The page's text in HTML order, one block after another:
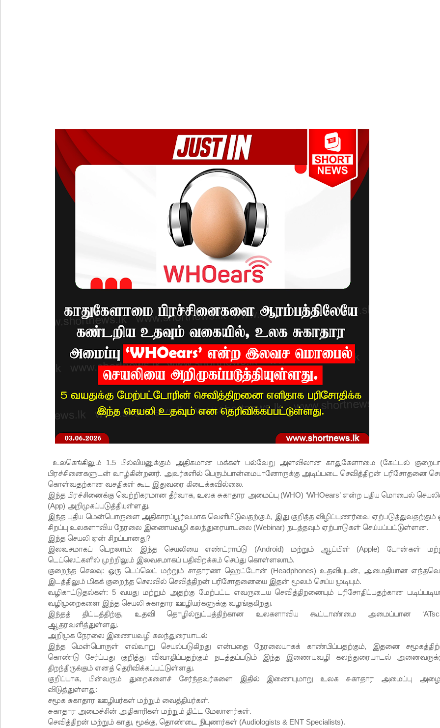
விலங்குகள், தேசிய நீர் வழங்கல் வடிகால் சபை சட்டமூலங்கள் நிறைவேற்றம்!
உலகெங்கிலும் 1.5 பில்லியனுக்கும் அதிகமான மக்கள் பல்வேறு அளவிலான காதுகேளாமை (கேட்டல்
பிரச்சினைகளுடன் வாழ்கின்றனர். அவர்களில் பெரும்பான்மையானோருக்கு அடிப்படை செவித்திறன் பரிசோதனை
கொள்வதற்கான வசதிகள் கூட இதுவரை கிடைக்கவில்லை.
இந்த பிரச்சினைக்கு வெற்றிகரமான தீர்வாக, உலக சுகாதார அமைப்பு (WHO) ‘WHOears’ என்ற புதிய மொபைல்
(App) அறிமுகப்படுத்தியுள்ளது.
இந்த புதிய மென்பொருளை அதிகாரப்பூர்வமாக வெளியிடுவதற்கும், இது குறித்த விழிப்புணர்வை ஏற்படுத்துவதற்கும்
சிறப்பு உலகளாவிய நேரலை இணையவழி கலந்துரையாடலை (Webinar) நடத்தவும் ஏற்பாடுகள் செய்யப்பட்டுள்ளன.
இந்த செயலி ஏன் சிறப்பானது?
இலவசமாகப் பெறலாம்: இந்த செயலியை எண்ட்ராய்டு (Android) மற்றும் ஆப்பிள் (Apple) போன்கள்
டெப்லெட்களில் முற்றிலும் இலவசமாகப் பதிவிறக்கம் செய்து கொள்ளலாம்.
குறைந்த செலவு: ஒரு டெப்லெட் மற்றும் சாதாரண ஹெட்போன் (Headphones) உதவியுடன், அமைதியான
இடத்திலும் மிகக் குறைந்த செலவில் செவித்திறன் பரிசோதனையை இதன் மூலம் செய்ய முடியும்.
வழிகாட்டுதல்கள்: 5 வயது மற்றும் அதற்கு மேற்பட்ட எவருடைய செவித்திறனையும் பரிசோதிப்பதற்கான
வழிமுறைகளை இந்த செயலி சுகாதார ஊழியர்களுக்கு வழங்குகிறது.
இந்தத் திட்டத்திற்கு, உதவி தொழில்நுட்பத்திற்கான உலகளாவிய கூட்டாண்மை அமைப்பான
ஆதரவளித்துள்ளது.
அறிமுக நேரலை இணையவழி கலந்துரையாடல்
இந்த மென்பொருள் எவ்வாறு செயல்படுகிறது என்பதை நேரலையாகக் காண்பிப்பதற்கும், இதனை
கொண்டு சேர்ப்பது குறித்து விவாதிப்பதற்கும் நடத்தப்படும் இந்த இணையவழி கலந்துரையாடல்
திறந்திருக்கும் எனத் தெரிவிக்கப்பட்டுள்ளது.
குறிப்பாக, பின்வரும் துறைகளைச் சேர்ந்தவர்களை இதில் இணையுமாறு உலக சுகாதார அமைப்பு
விடுத்துள்ளது:
சமூக சுகாதார ஊழியர்கள் மற்றும் வைத்தியர்கள்.
சுகாதார அமைச்சின் அதிகாரிகள் மற்றும் திட்ட மேலாளர்கள்.
செவித்திறன் மற்றும் காது, மூக்கு, தொண்டை நிபுணர்கள் (Audiologists & ENT Specialists).